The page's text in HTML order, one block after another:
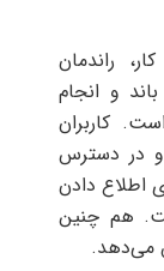
راندمان
و انجام
کاربران
و در دسترس
اطلاع دادن
هم چنین
می‌دهد.